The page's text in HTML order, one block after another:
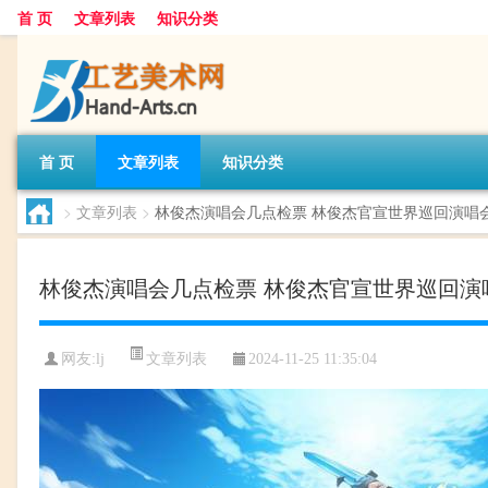
首 页 文章列表 知识分类
首 页 文章列表 知识分类
> 文章列表 > 林俊杰演唱会几点检票 林俊杰官宣世界巡回演唱
林俊杰演唱会几点检票 林俊杰官宣世界巡回演
网友: lj 文章列表 2024-11-25 11:35:04